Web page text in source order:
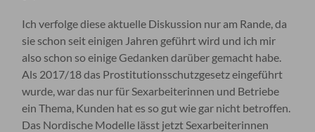
Ich verfolge diese aktuelle Diskussion nur am Rande, da
sie schon seit einigen Jahren geführt wird und ich mir
also schon so einige Gedanken darüber gemacht habe.
Als 2017/18 das Prostitutionsschutzgesetz eingeführt
wurde, war das nur für Sexarbeiterinnen und Betriebe
ein Thema, Kunden hat es so gut wie gar nicht betroffen.
Das Nordische Modelle lässt jetzt Sexarbeiterinnen